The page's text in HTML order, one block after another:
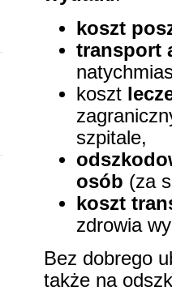
koszt
transport
koszt
szpitale,
osób (za
koszt
zdrowia
Bez dobrego
także na